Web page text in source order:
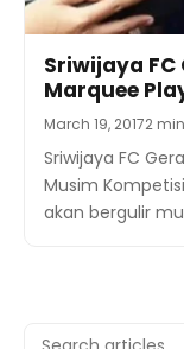
Sriwijaya FC
Marquee
March 19, 20172 min
Sriwijaya FC
Musim
akan bergulir
Search